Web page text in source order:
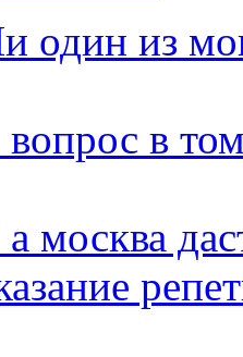
один из
вопрос в
а москва